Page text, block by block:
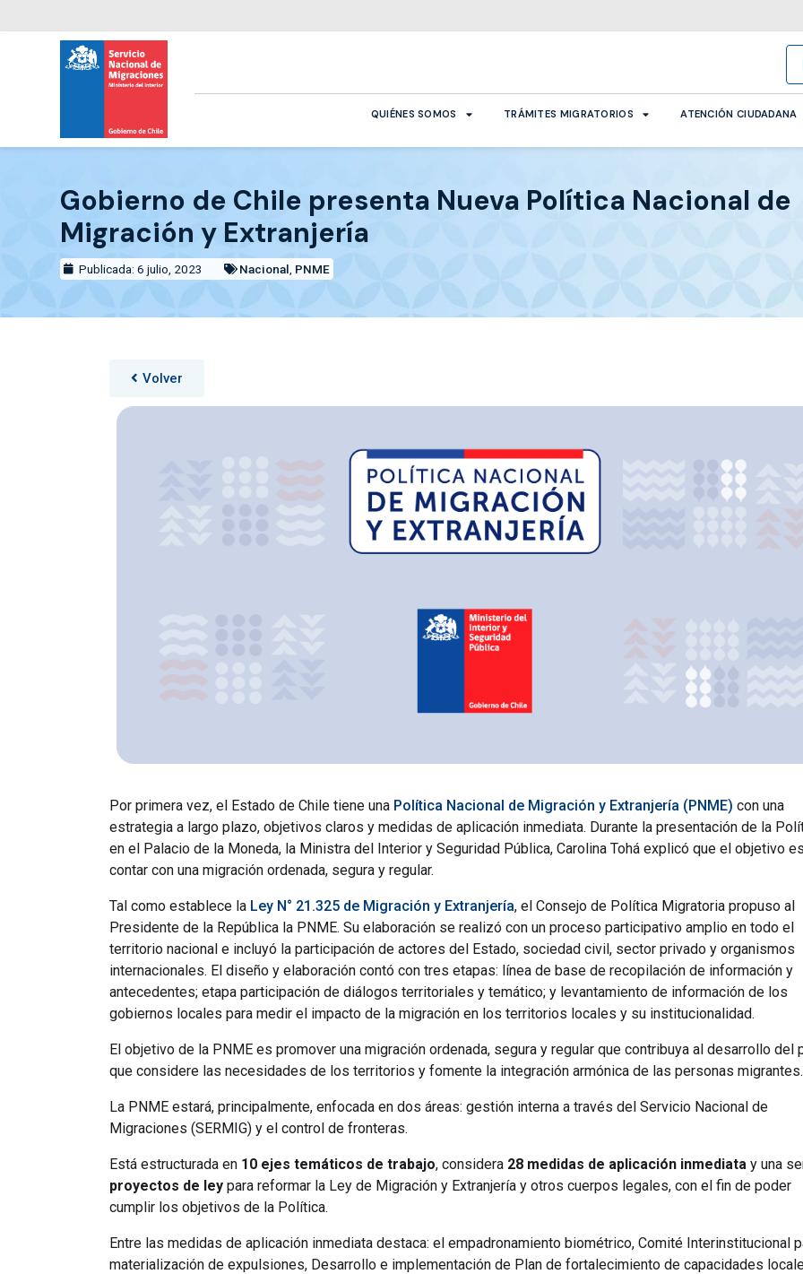
QUIÉNES SOMOS TRÁMITES MIGRATORIOS ATENCIÓN CIUDADANA
Gobierno de Chile presenta Nueva Política Nacional de
Migración y Extranjería
Publicada: 6 julio, 2023 Nacional PNME
Volver
Por primera vez, el Estado de Chile tiene una Política Nacional de Migración y Extranjería (PNME) con una
estrategia a largo plazo, objetivos claros y medidas de aplicación inmediata. Durante la presentación de la
en el Palacio de la Moneda, la Ministra del Interior y Seguridad Pública, Carolina Tohá explicó que el objetivo es
contar con una migración ordenada, segura y regular.
Tal como establece la Ley N° 21.325 de Migración y Extranjería, el Consejo de Política Migratoria propuso al
Presidente de la República la PNME. Su elaboración se realizó con un proceso participativo amplio en todo el
territorio nacional e incluyó la participación de actores del Estado, sociedad civil, sector privado y organismos
internacionales. El diseño y elaboración contó con tres etapas: línea de base de recopilación de información y
antecedentes; etapa participación de diálogos territoriales y temático; y levantamiento de información de los
gobiernos locales para medir el impacto de la migración en los territorios locales y su institucionalidad.
El objetivo de la PNME es promover una migración ordenada, segura y regular que contribuya al desarrollo del
que considere las necesidades de los territorios y fomente la integración armónica de las personas migrantes.
La PNME estará, principalmente, enfocada en dos áreas: gestión interna a través del Servicio Nacional de
Migraciones (SERMIG) y el control de fronteras.
Está estructurada en 10 ejes temáticos de trabajo, considera 28 medidas de aplicación inmediata y una
proyectos de ley para reformar la Ley de Migración y Extranjería y otros cuerpos legales, con el fin de poder
cumplir los objetivos de la Política.
Entre las medidas de aplicación inmediata destaca: el empadronamiento biométrico, Comité Interinstitucional
materialización de expulsiones, Desarrollo e implementación de Plan de fortalecimiento de capacidades